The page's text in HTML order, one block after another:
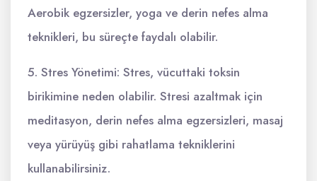
Aerobik egzersizler, yoga ve derin nefes alma
teknikleri, bu süreçte faydalı olabilir.
5. Stres Yönetimi: Stres, vücuttaki toksin
birikimine neden olabilir. Stresi azaltmak için
meditasyon, derin nefes alma egzersizleri, masaj
veya yürüyüş gibi rahatlama tekniklerini
kullanabilirsiniz.